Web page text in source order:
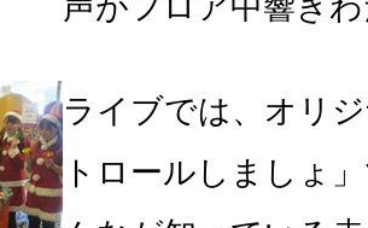
声がフロア中響き
ライブでは、オリ
トロールしましょ